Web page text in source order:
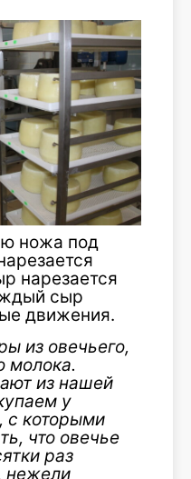
ножа под
нарезается
сыр
движения.
из овечьего,
молока.
из нашей
у
с которыми
что овечье
раз
нежели